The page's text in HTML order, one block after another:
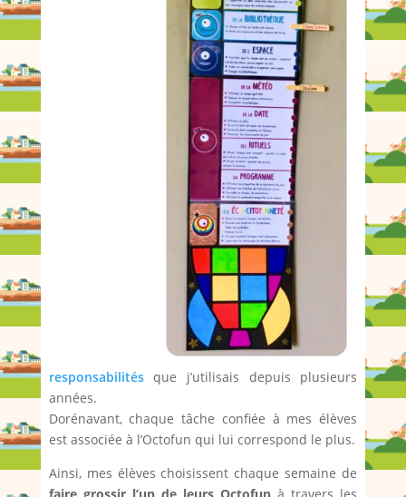
responsabilitésque j’utilisais depuis plusieurs
années.
Dorénavant, chaque tâche confiée à mes élèves
est associée à l’Octofun qui lui correspond le plus.
Ainsi, mes élèves choisissent chaque semaine de